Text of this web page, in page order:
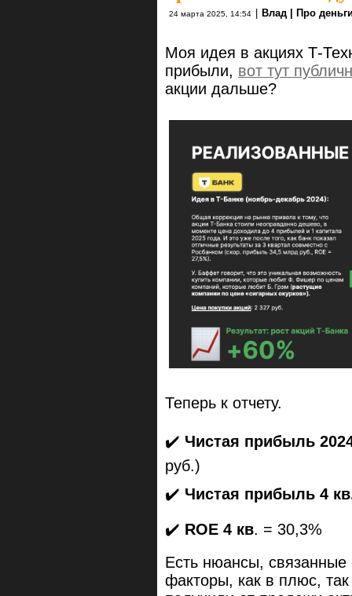
24 марта 2025, 14:54 Влад | Про
Моя идея в акциях Т-
прибыли, вот тут
акции дальше?
Теперь к отчету.
✔️ Чистая прибыль
руб.)
✔️ Чистая прибыль 4
✔️ ROE 4 кв. = 30,3%
Есть нюансы,
факторы, как в плюс,